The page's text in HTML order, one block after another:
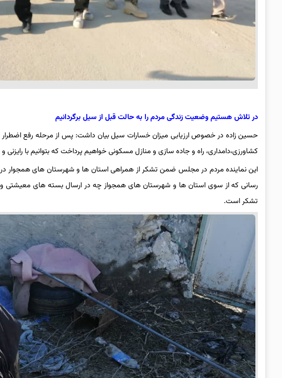
در تلاش هستیم وضعیت زندگی مردم را به حالت قبل از سیل برگردانیم
حسین زاده در خصوص ارزیابی میزان خسارات سیل بیان داشت: پس از مرحله رفع
کشاورزی،دامداری، راه و جاده سازی و منازل مسکونی خواهیم پرداخت که بتوانیم با
این نماینده مردم در مجلس ضمن تشکر از همراهی استان ها و شهرستان های همجوار در
رسانی که از سوی استان ها و شهرستان های همجواز چه در ارسال بسته های معیشتی و
تشکر است.